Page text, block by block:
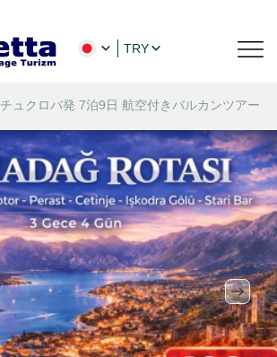
TRY
チュクロバ発 7泊9日 航空付きバルカンツアー